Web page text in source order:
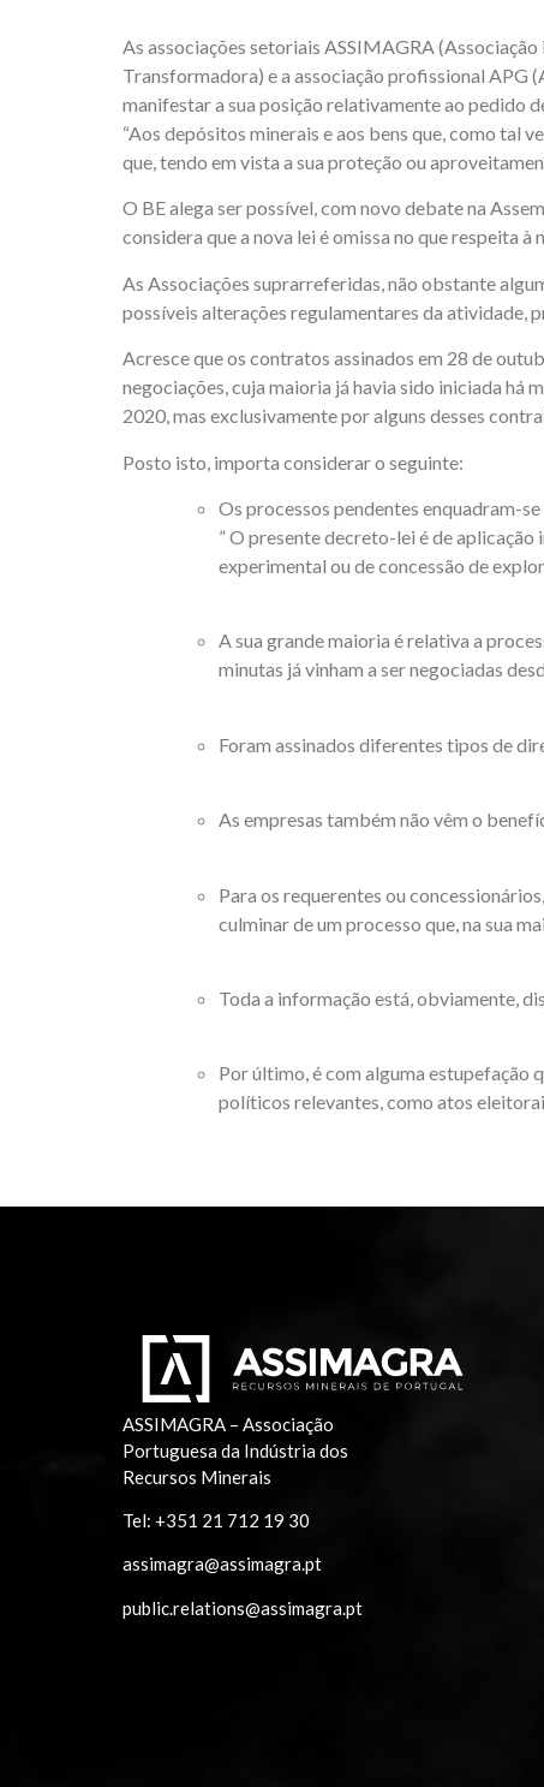
As associações setoriais ASSIMAGRA
Transformadora) e a associação profissional APG
manifestar a sua posição relativamente ao pedido
“Aos depósitos minerais e aos bens que, como tal
que, tendo em vista a sua proteção ou
O BE alega ser possível, com novo debate na
considera que a nova lei é omissa no que respeita à
As Associações suprarreferidas, não obstante
possíveis alterações regulamentares da atividade,
Acresce que os contratos assinados em 28 de
negociações, cuja maioria já havia sido iniciada há
2020, mas exclusivamente por alguns desses
Posto isto, importa considerar o seguinte:
Os processos pendentes enquadram-
” O presente decreto-lei é de
experimental ou de concessão de
A sua grande maioria é relativa a
minutas já vinham a ser negociadas
Foram assinados diferentes tipos de
As empresas também não vêm o
Para os requerentes ou
culminar de um processo que, na sua
Toda a informação está, obviamente,
Por último, é com alguma estupefação
políticos relevantes, como atos
ASSIMAGRA – Associação
Portuguesa da Indústria dos
Recursos Minerais
Tel: +351 21 712 19 30
assimagra@assimagra.pt
public.relations@assimagra.pt